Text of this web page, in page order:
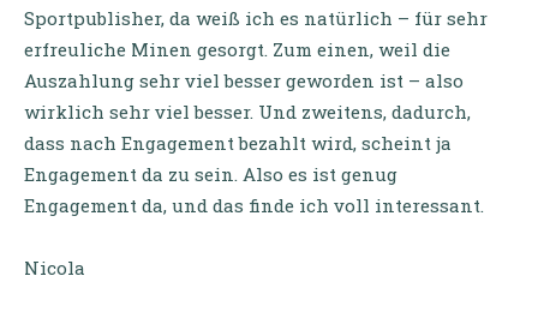
Sportpublisher, da weiß ich es natürlich – für sehr
erfreuliche Minen gesorgt. Zum einen, weil die
Auszahlung sehr viel besser geworden ist – also
wirklich sehr viel besser. Und zweitens, dadurch,
dass nach Engagement bezahlt wird, scheint ja
Engagement da zu sein. Also es ist genug
Engagement da, und das finde ich voll interessant.
Nicola